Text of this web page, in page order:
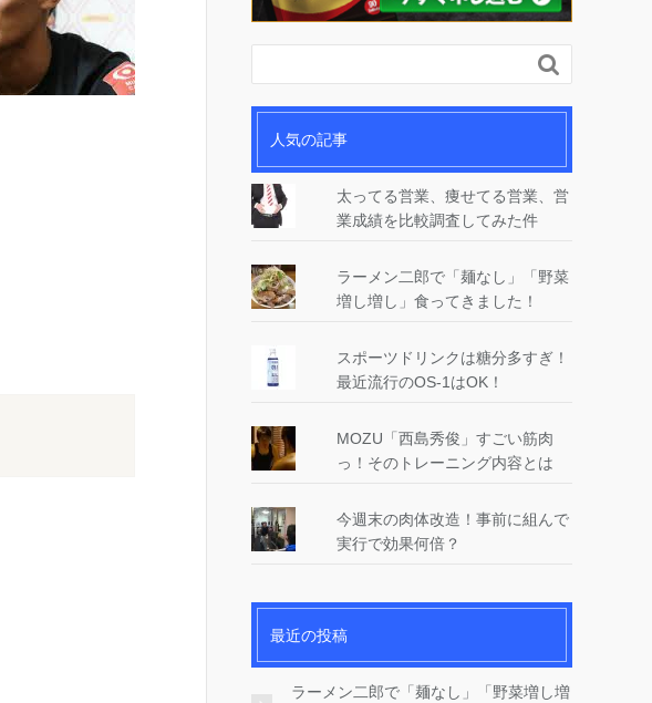

人気の記事
太ってる営業、痩せてる営業、営
業成績を比較調査してみた件
ラーメン二郎で「麺なし」「野菜
増し増し」食ってきました！
スポーツドリンクは糖分多すぎ！
最近流行のOS-1はOK！
MOZU「西島秀俊」すごい筋肉
っ！そのトレーニング内容とは
今週末の肉体改造！事前に組んで
実行で効果何倍？
最近の投稿
ラーメン二郎で「麺なし」「野菜増し増